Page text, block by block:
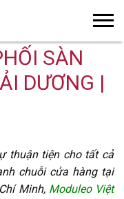
SÀN
DƯƠNG |
thuận tiện cho tất cả
chuỗi cửa hàng tại
Minh, Moduleo Việt